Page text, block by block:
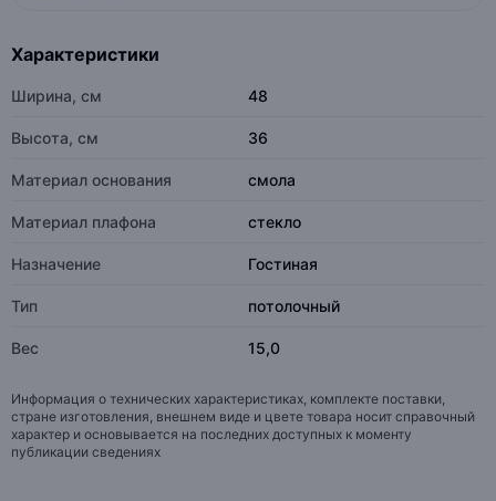
Характеристики
Ширина, см 48
Высота, см 36
Материал основания смола
Материал плафона стекло
Назначение Гостиная
Тип потолочный
Вес 15,0
Информация о технических характеристиках, комплекте поставки,
стране изготовления, внешнем виде и цвете товара носит справочный
характер и основывается на последних доступных к моменту
публикации сведениях